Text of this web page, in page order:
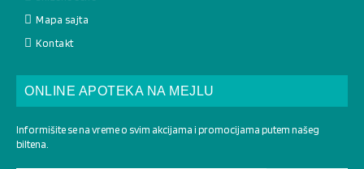
Mapa sajta
Kontakt
ONLINE APOTEKA NA MEJLU
Informišite se na vreme o svim akcijama i promocijama putem našeg
biltena.